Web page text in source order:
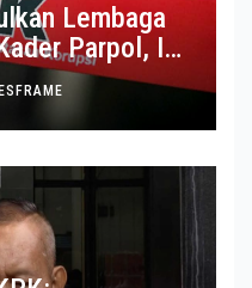
Lembaga
Parpol, Ini